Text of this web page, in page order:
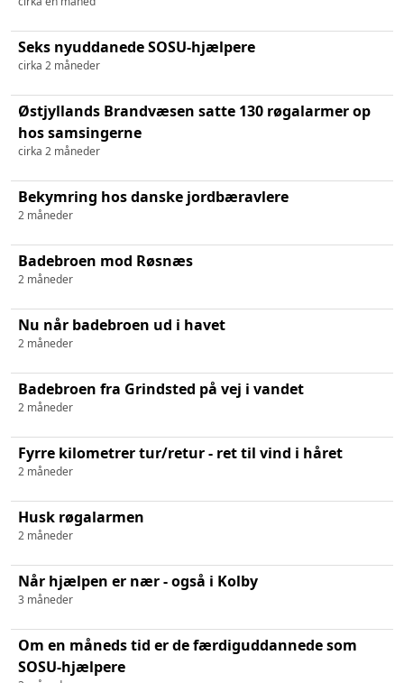
Seks nyuddanede SOSU-hjælpere
cirka 2 måneder
Østjyllands Brandvæsen satte 130 røgalarmer op
hos samsingerne
cirka 2 måneder
Bekymring hos danske jordbæravlere
2 måneder
Badebroen mod Røsnæs
2 måneder
Nu når badebroen ud i havet
2 måneder
Badebroen fra Grindsted på vej i vandet
2 måneder
Fyrre kilometrer tur/retur - ret til vind i håret
2 måneder
Husk røgalarmen
2 måneder
Når hjælpen er nær - også i Kolby
3 måneder
Om en måneds tid er de færdiguddannede som
SOSU-hjælpere